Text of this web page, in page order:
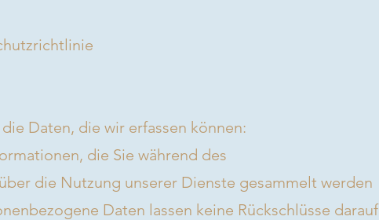
Daten, die wir erfassen können:
die Sie während des
die Nutzung unserer Dienste gesammelt werden
Daten lassen keine Rückschlüsse darauf